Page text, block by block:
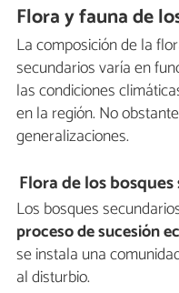
Flora y fauna de
La composición de la
secundarios varía en
las condiciones
en la región. No
generalizaciones.
Flora de los
Los bosques
proceso de sucesión
se instala una
al disturbio.